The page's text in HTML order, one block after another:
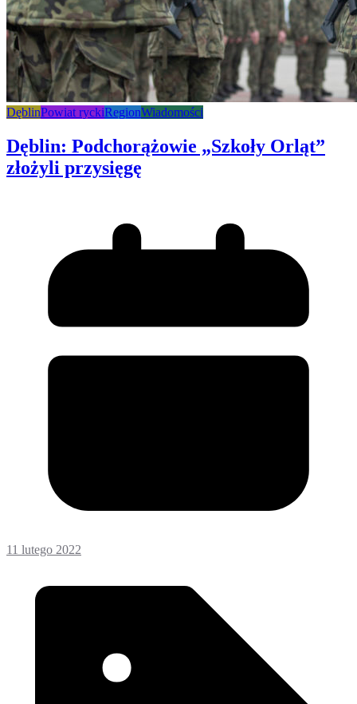
DęblinPowiat ryckiRegionWiadomości
Dęblin: Podchorążowie „Szkoły Orląt”
złożyli przysięgę
11 lutego 2022